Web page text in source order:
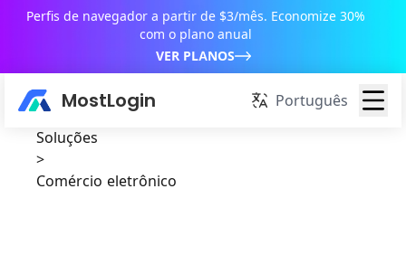
Perfis de navegador a partir de $3/mês. Economize 30%
com o plano anual
VER PLANOS
MostLogin Português
Soluções
>
Comércio eletrônico